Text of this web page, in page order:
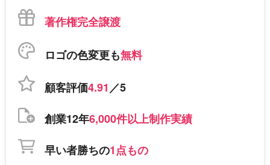
著作権完全譲渡
ロゴの色変更も無料
顧客評価4.91／5
創業12年6,000件以上制作実績
早い者勝ちの1点もの